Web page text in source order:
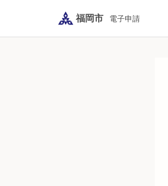
福岡市 電子申請